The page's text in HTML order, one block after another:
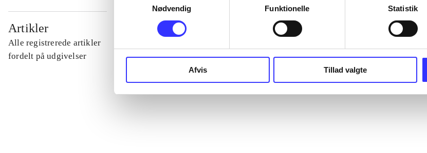
Nødvendig
Funktionelle Statistik
Afvis Tillad valgte
Artikler
Alle registrerede artikler
fordelt på udgivelser
...